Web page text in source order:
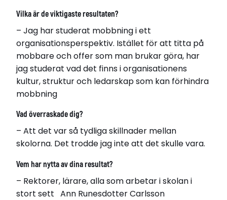
Vilka är de viktigaste resultaten?
– Jag har studerat mobbning i ett
organisationsperspektiv. Istället för att titta på
mobbare och offer som man brukar göra, har
jag studerat vad det finns i organisationens
kultur, struktur och ledarskap som kan förhindra
mobbning
Vad överraskade dig?
– Att det var så tydliga skillnader mellan
skolorna. Det trodde jag inte att det skulle vara.
Vem har nytta av dina resultat?
– Rektorer, lärare, alla som arbetar i skolan i
stort sett Ann Runesdotter Carlsson